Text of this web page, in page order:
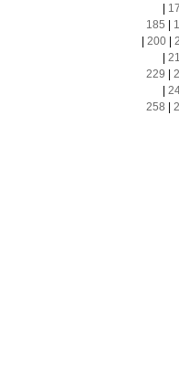
185
200|
229
258